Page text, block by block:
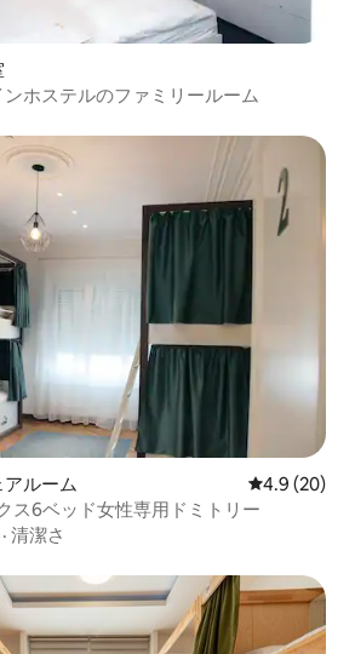
ホステルのファミリールーム
ルーム レビュー20
4.9 (20)
ス6ベッド女性専用ドミトリー
· 清潔さ